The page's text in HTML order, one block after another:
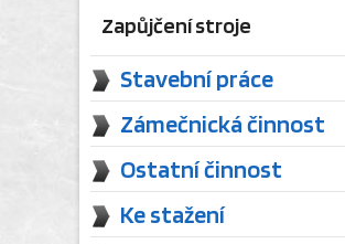
Zapůjčení stroje
Stavební práce
Zámečnická činnost
Ostatní činnost
Ke stažení